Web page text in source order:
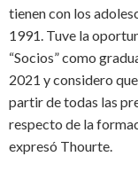
tienen con los
1991. Tuve la
“Socios” como
2021 y considero
partir de todas las
respecto de la
expresó Thourte.